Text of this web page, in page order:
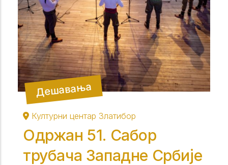
Дешавања
Културни центар Златибор
Одржан 51. Сабор
трубача Западне Србије